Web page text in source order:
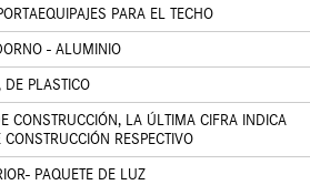
PARA EL TECHO
- ALUMINIO
DE PLASTICO
CONSTRUCCIÓN, LA ÚLTIMA CIFRA INDICA
RESPECTIVO
PAQUETE DE LUZ